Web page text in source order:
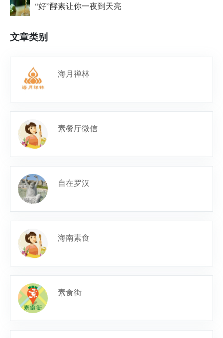
“好”酵素让你一夜到天亮
文章类别
海月禅林
素餐厅微信
自在罗汉
海南素食
素食街